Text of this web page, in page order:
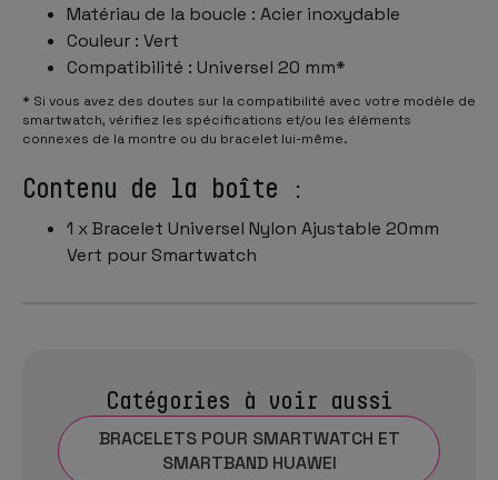
Matériau de la boucle : Acier inoxydable
Couleur : Vert
Compatibilité : Universel 20 mm*
* Si vous avez des doutes sur la compatibilité avec votre modèle de
smartwatch, vérifiez les spécifications et/ou les éléments
connexes de la montre ou du bracelet lui-même.
Contenu de la boîte :
1 x Bracelet Universel Nylon Ajustable 20mm
Vert pour Smartwatch
Catégories à voir aussi
BRACELETS POUR SMARTWATCH ET
SMARTBAND HUAWEI